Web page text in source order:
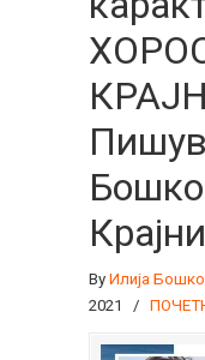
By Илија
2021
/